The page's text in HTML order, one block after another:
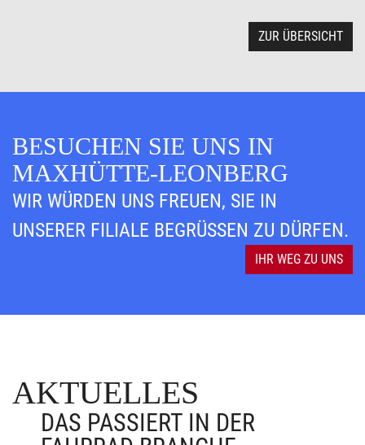
ZUR ÜBERSICHT
BESUCHEN SIE UNS IN
MAXHÜTTE-LEONBERG
WIR WÜRDEN UNS FREUEN, SIE IN
UNSERER FILIALE BEGRÜSSEN ZU DÜRFEN.
IHR WEG ZU UNS
AKTUELLES
DAS PASSIERT IN DER